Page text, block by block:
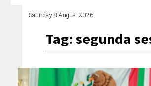
Saturday 8 August 2026
Tag: segunda